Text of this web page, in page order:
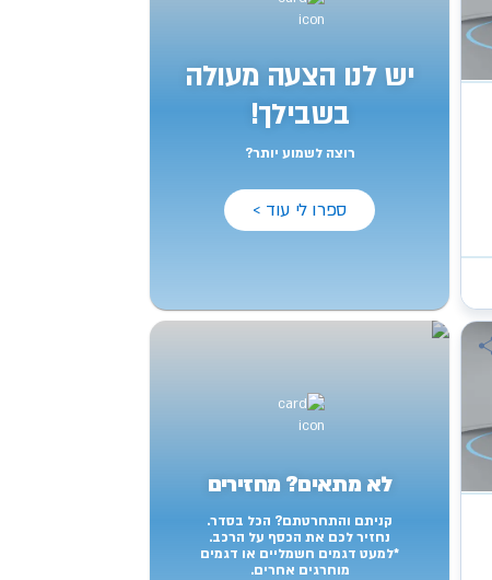
יש לנו הצעה מעולה
בשבילך!
רוצה לשמוע יותר?
ספרו לי עוד >
לא מתאים? מחזירים
קניתם והתחרטתם? הכל בסדר.
נחזיר לכם את הכסף על הרכב.
*למעט דגמים חשמליים או דגמים
מוחרגים אחרים.